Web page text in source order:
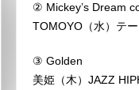
② Mickey’s Dream
TOMOYO（水）テ
③ Golden
美姫（木）JAZZ